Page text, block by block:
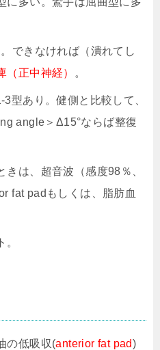
できなければ（潰れてし
（正中神経） 。
型あり。健側と比較して、
angle＞Δ15°ならば整復
は、超音波（感度98％、
fat padもしくは、脂肪血
の低吸収(anterior fat pad)